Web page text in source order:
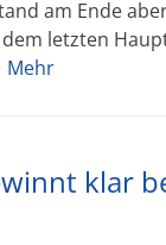
am Ende
letzten
Mehr
klar